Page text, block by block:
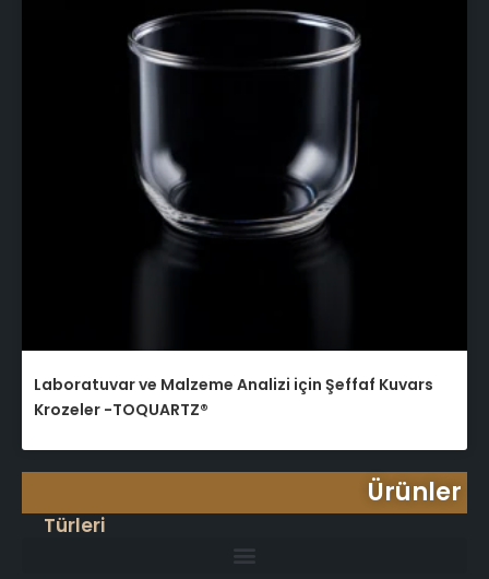
Laboratuvar ve Malzeme Analizi için Şeffaf Kuvars
Krozeler -TOQUARTZ®
Ürünler
Türleri